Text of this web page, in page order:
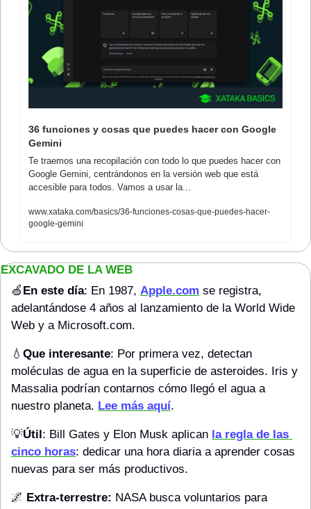
36 funciones y cosas que puedes hacer con Google
Gemini
Te traemos una recopilación con todo lo que puedes hacer con
Google Gemini, centrándonos en la versión web que está
accesible para todos. Vamos a usar la...
www.xataka.com/basics/36-funciones-cosas-que-puedes-hacer-
google-gemini
EXCAVADO DE LA WEB
🍏 En este día: En 1987, Apple.com se registra,
adelantándose 4 años al lanzamiento de la World Wide
Web y a Microsoft.com.
💧 Que interesante: Por primera vez, detectan
moléculas de agua en la superficie de asteroides. Iris y
Massalia podrían contarnos cómo llegó el agua a
nuestro planeta. Lee más aquí.
💡Útil : Bill Gates y Elon Musk aplican la regla de las
cinco horas: dedicar una hora diaria a aprender cosas
nuevas para ser más productivos.
🌌 Extra-terrestre: NASA busca voluntarios para